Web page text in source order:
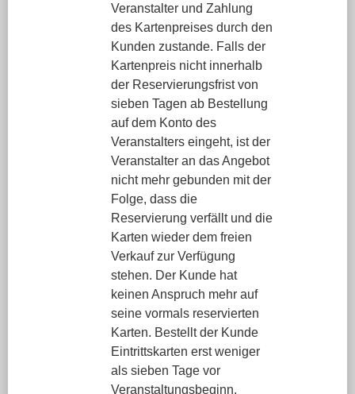
Veranstalter und Zahlung
des Kartenpreises durch den
Kunden zustande. Falls der
Kartenpreis nicht innerhalb
der Reservierungsfrist von
sieben Tagen ab Bestellung
auf dem Konto des
Veranstalters eingeht, ist der
Veranstalter an das Angebot
nicht mehr gebunden mit der
Folge, dass die
Reservierung verfällt und die
Karten wieder dem freien
Verkauf zur Verfügung
stehen. Der Kunde hat
keinen Anspruch mehr auf
seine vormals reservierten
Karten. Bestellt der Kunde
Eintrittskarten erst weniger
als sieben Tage vor
Veranstaltungsbeginn,